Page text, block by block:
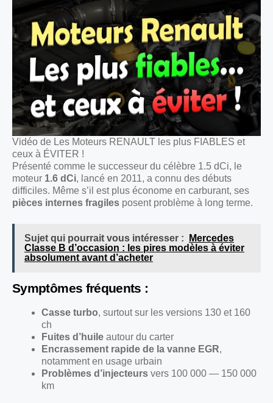
Vidéo de Les Moteurs RENAULT les plus FIABLES et
ceux à ÉVITER !
Présenté comme le successeur du célèbre 1.5 dCi, le
moteur 1.6 dCi, lancé en 2011, a connu des débuts
difficiles. Même s’il est plus économe en carburant, ses
pièces internes fragiles posent problème à long terme.
Sujet qui pourrait vous intéresser :
Mercedes
Classe B d’occasion : les pires modèles à éviter
absolument avant d’acheter
Symptômes fréquents :
Casse turbo, surtout sur les versions 130 et 160
ch
Fuites d’huile autour du carter
Encrassement rapide de la vanne EGR,
notamment en usage urbain
Problèmes d’injecteurs vers 100 000 — 150 000
km